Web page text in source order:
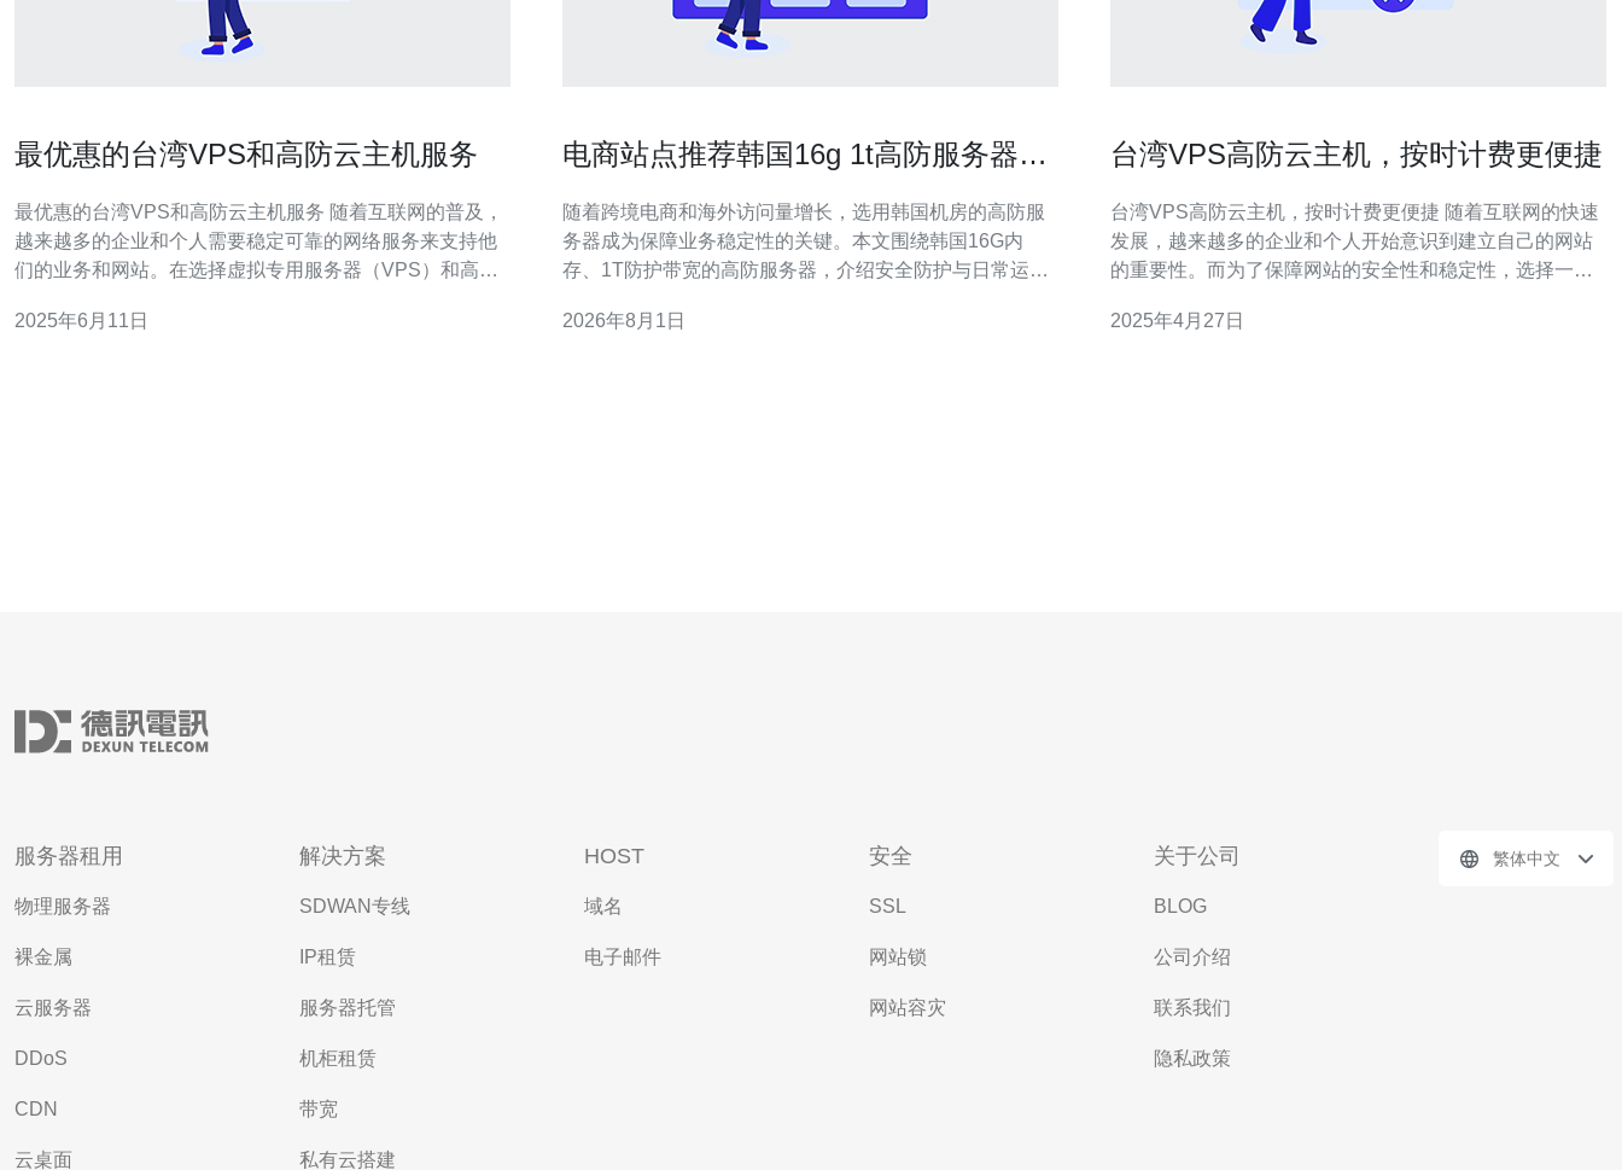
最优惠的台湾VPS和高防云主机服务
最优惠的台湾VPS和高防云主机服务 随着互联网的普及，
越来越多的企业和个人需要稳定可靠的网络服务来支持他
们的业务和网站。在选择虚拟专用服务器（VPS）和高防
VPS和高防云主机服务在性能和价格方面都有很大优势，
2025年6月11日
电商站点推荐韩国16g 1t高防服务器安
随着跨境电商和海外访问量增长，选用韩国机房的高防服
务器成为保障业务稳定性的关键。本文围绕韩国16G内
存、1T防护带宽的高防服务器，介绍安全防护与日常运维
和恶意攻击风险，尤其在促销、活动期间更易成为DDoS
2026年8月1日
台湾VPS高防云主机，按时计费更便捷
台湾VPS高防云主机，按时计费更便捷 随着互联网的快速
发展，越来越多的企业和个人开始意识到建立自己的网站
的重要性。而为了保障网站的安全性和稳定性，选择一个
机作为一种新型的主机服务方案，以其卓越的性能和安全
2025年4月27日
服务器租用
物理服务器
裸金属
云服务器
DDoS
CDN
云桌面
解决方案
SDWAN专线
IP租赁
服务器托管
机柜租赁
带宽
私有云搭建
HOST
域名
电子邮件
安全
SSL
网站锁
网站容灾
关于公司
BLOG
公司介绍
联系我们
隐私政策
繁体中文